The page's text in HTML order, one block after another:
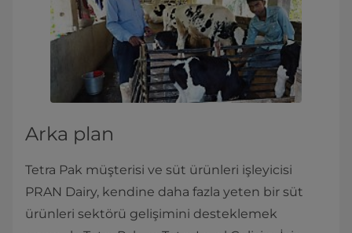
Arka plan
Tetra Pak müşterisi ve süt ürünleri işleyicisi
PRAN Dairy, kendine daha fazla yeten bir süt
ürünleri sektörü gelişimini desteklemek